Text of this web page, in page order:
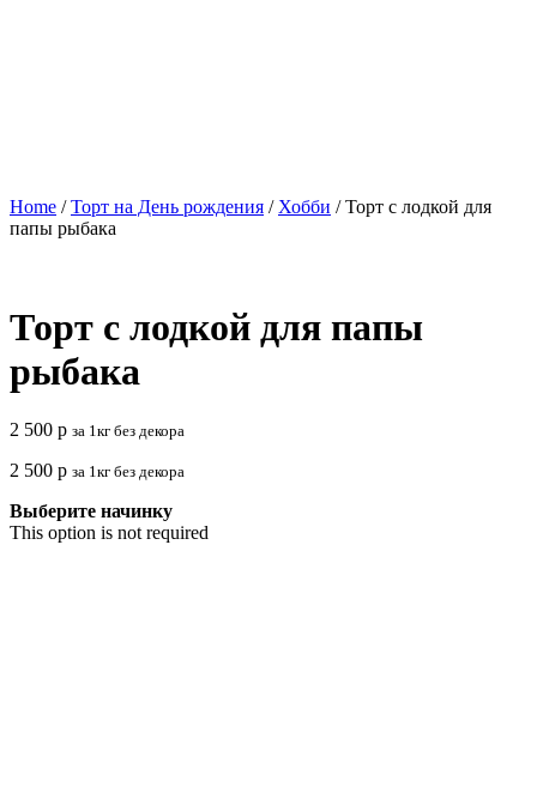
Home /Торт на День рождения / Хобби / Торт с лодкой для
папы рыбака
Торт с лодкой для папы
рыбака
2 500 р за 1кг без декора
2 500 р за 1кг без декора
Выберите начинку
This option is not required